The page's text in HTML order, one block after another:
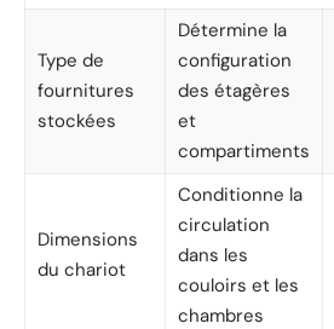
Type de
fournitures
stockées
Détermine la
configuration
des étagères
et
compartiments
Dimensions
du chariot
Conditionne la
circulation
dans les
couloirs et les
chambres